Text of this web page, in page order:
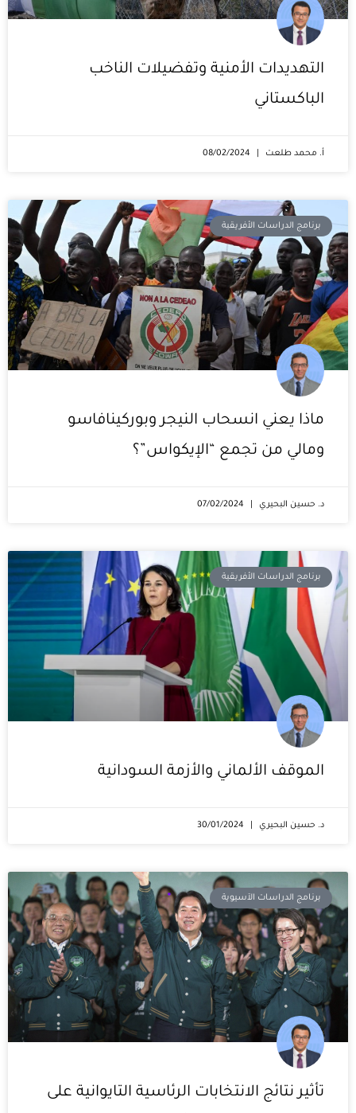
التهديدات الأمنية وتفضيلات الناخب
الباكستاني
أ. محمد طلعت
برنامج الدراسات الأفريقية
ماذا يعني انسحاب النيجر وبوركينافاسو
ومالي من تجمع “الإيكواس”؟
د. حسين البحيري
برنامج الدراسات الأفريقية
الموقف الألماني والأزمة السودانية
د. حسين البحيري
برنامج الدراسات الآسيوية
تأثير نتائج الانتخابات الرئاسية التايوانية على